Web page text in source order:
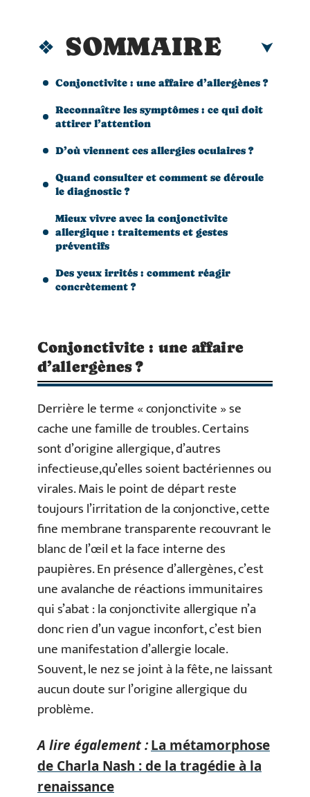
SOMMAIRE
Conjonctivite : une affaire d’allergènes ?
Reconnaître les symptômes : ce qui doit
attirer l’attention
D’où viennent ces allergies oculaires ?
Quand consulter et comment se déroule
le diagnostic ?
Mieux vivre avec la conjonctivite
allergique : traitements et gestes
préventifs
Des yeux irrités : comment réagir
concrètement ?
Conjonctivite : une affaire
d’allergènes ?
Derrière le terme « conjonctivite » se
cache une famille de troubles. Certains
sont d’origine allergique, d’autres
infectieuse,qu’elles soient bactériennes ou
virales. Mais le point de départ reste
toujours l’irritation de la conjonctive, cette
fine membrane transparente recouvrant le
blanc de l’œil et la face interne des
paupières. En présence d’allergènes, c’est
une avalanche de réactions immunitaires
qui s’abat : la conjonctivite allergique n’a
donc rien d’un vague inconfort, c’est bien
une manifestation d’allergie locale.
Souvent, le nez se joint à la fête, ne laissant
aucun doute sur l’origine allergique du
problème.
A lire également :La métamorphose
de Charla Nash : de la tragédie à la
renaissance